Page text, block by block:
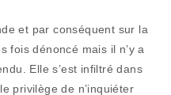
:
et par conséquent sur la
fois dénoncé mais il n’y a
Elle s’est infiltré dans
privilège de n’inquiéter